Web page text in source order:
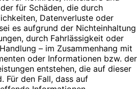
für Schäden, die durch
Datenverluste oder
es aufgrund der Nichteinhaltung
durch Fahrlässigkeit oder
– im Zusammenhang mit
oder Informationen bzw. der
entstehen, die auf dieser
Für den Fall, dass auf